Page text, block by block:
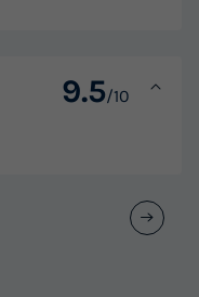
9.5/10